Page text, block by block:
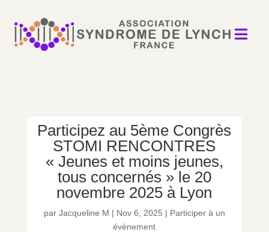

Participez au 5ème Congrès
STOMI RENCONTRES
« Jeunes et moins jeunes,
tous concernés » le 20
novembre 2025 à Lyon
par Jacqueline M | Nov 6, 2025 | Participer à un
évènement